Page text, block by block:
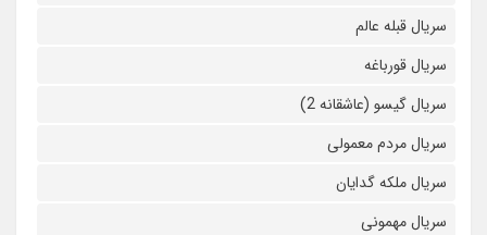
سریال قبله عالم
سریال قورباغه
سریال گیسو (عاشقانه 2)
سریال مردم معمولی
سریال ملکه گدایان
سریال مهمونی